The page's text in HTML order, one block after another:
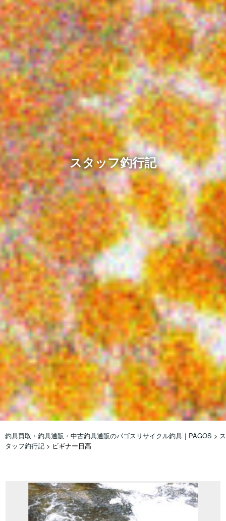
スタッフ釣行記
釣具買取・釣具通販・中古釣具通販のパゴスリサイクル釣具｜PAGOS > ス
タッフ釣行記 > ビギナー日高